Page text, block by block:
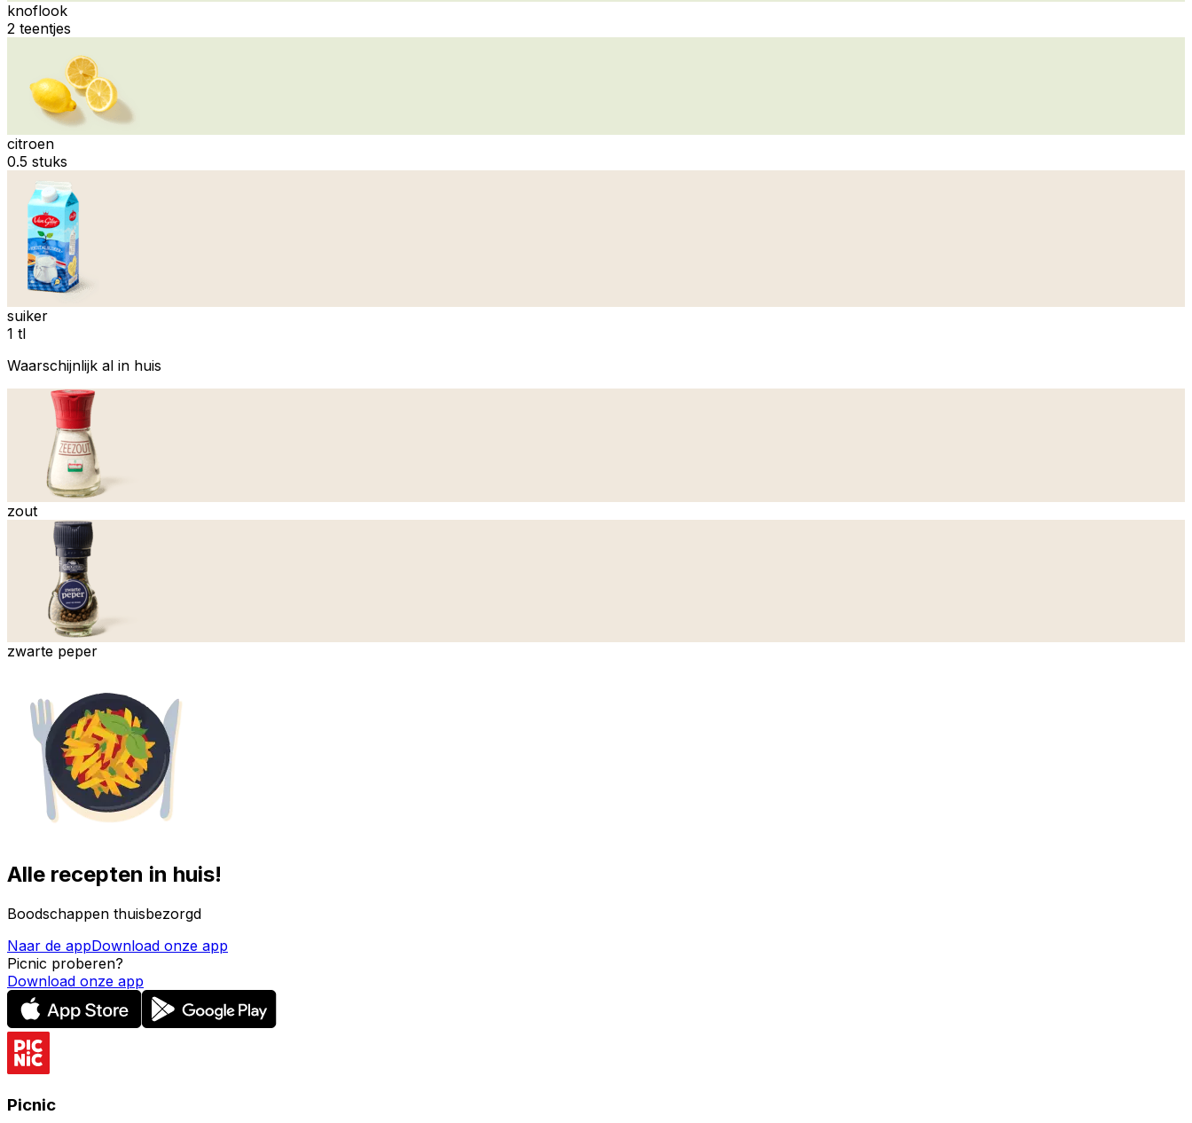
knoflook
2 teentjes
citroen
0.5 stuks
suiker
1 tl
Waarschijnlijk al in huis
zout
zwarte peper
Alle recepten in huis!
Boodschappen thuisbezorgd
Naar de appDownload onze app
Picnic proberen?
Download onze app
Picnic